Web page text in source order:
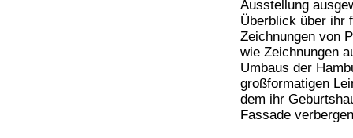
Ausstellung
Überblick über ihr
Zeichnungen von
wie Zeichnungen
Umbaus der
großformatigen
dem ihr
Fassade